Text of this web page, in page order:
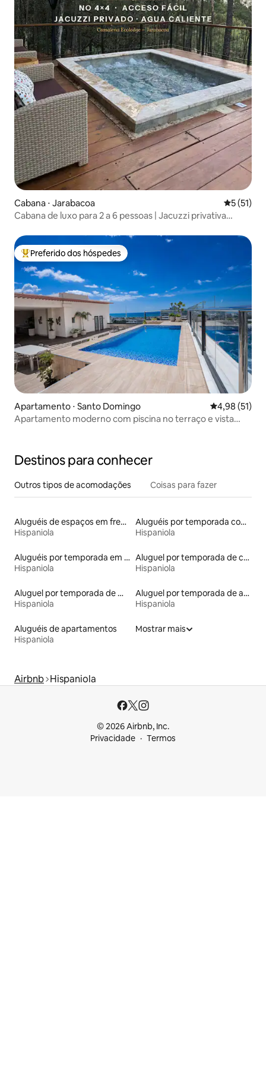
Cabana ⋅ Jarabacoa 5 de uma
5 (51)
Cabana de luxo para 2 a 6 pessoas | Jacuzzi privativa
Entre os melhores preferidos dos hóspedes
Preferido dos hóspedes
Apartamento ⋅ Santo Domingo 4,98 de uma
4,98 (51)
Apartamento moderno com piscina no terraço e vista
Destinos para conhecer
Outros tipos de acomodações Coisas para fazer
Aluguéis de espaços em frente à praia
Hispaniola
Aluguéis por temporada com acesso ao lago
Hispaniola
Aluguéis por temporada em acampamentos
Hispaniola
Aluguel por temporada de casas na árvore
Hispaniola
Aluguel por temporada de microcasas
Hispaniola
Aluguel por temporada de apart-hotéis
Hispaniola
Aluguéis de apartamentos
Hispaniola
Mostrar mais
Airbnb Hispaniola
© 2026 Airbnb, Inc.
Privacidade
Termos